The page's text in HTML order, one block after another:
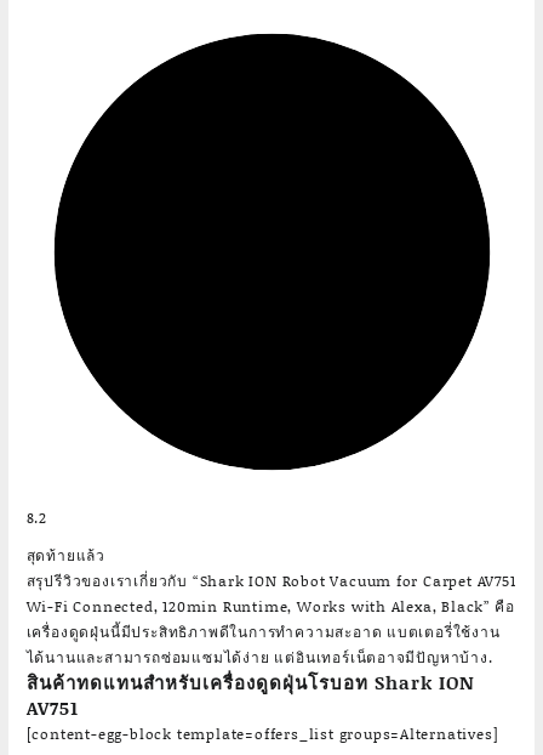
8.2
สุดท้ายแล้ว
สรุปรีวิวของเราเกี่ยวกับ “Shark ION Robot Vacuum for Carpet AV751
Wi-Fi Connected, 120min Runtime, Works with Alexa, Black” คือ
เครื่องดูดฝุ่นนี้มีประสิทธิภาพดีในการทำความสะอาด แบตเตอรี่ใช้งาน
ได้นานและสามารถซ่อมแซมได้ง่าย แต่อินเทอร์เน็ตอาจมีปัญหาบ้าง.
สินค้าทดแทนสำหรับเครื่องดูดฝุ่นโรบอท Shark ION
AV751
[content-egg-block template=offers_list groups=Alternatives]